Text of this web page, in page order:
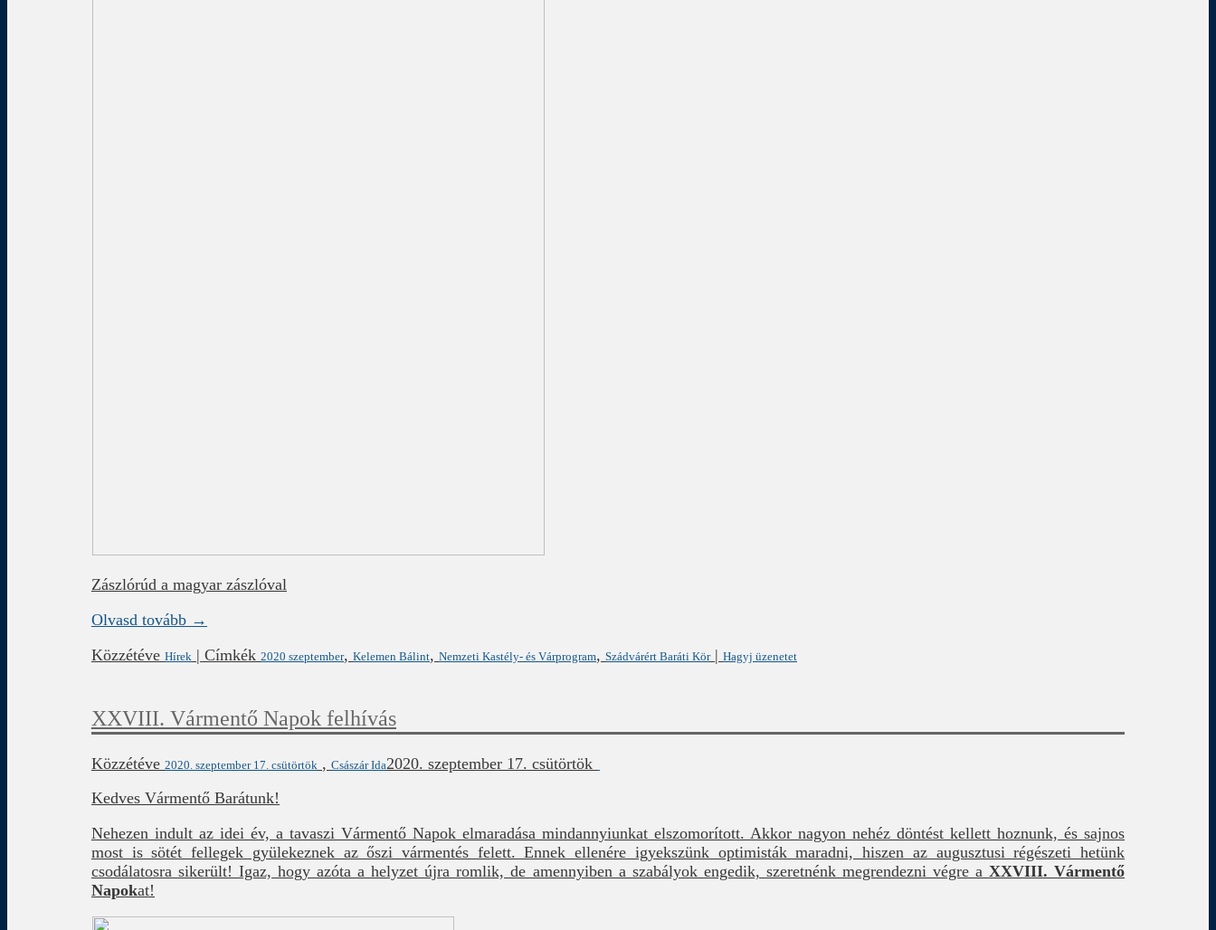
Zászlórúd a magyar zászlóval
Olvasd tovább →
Közzétéve Hírek | Címkék 2020 szeptember, Kelemen Bálint, Nemzeti Kastély- és Várprogram, Szádvárért Baráti Kör| Hagyj üzenetet
XXVIII. Vármentő Napok felhívás
Közzétéve 2020. szeptember 17. csütörtök , Császár Ida2020. szeptember 17. csütörtök
Kedves Vármentő Barátunk!
Nehezen indult az idei év, a tavaszi Vármentő Napok elmaradása mindannyiunkat elszomorított. Akkor nagyon nehéz döntést kellett hoznunk, és sajnos
most is sötét fellegek gyülekeznek az őszi vármentés felett. Ennek ellenére igyekszünk optimisták maradni, hiszen az augusztusi régészeti hetünk
csodálatosra sikerült! Igaz, hogy azóta a helyzet újra romlik, de amennyiben a szabályok engedik, szeretnénk megrendezni végre a XXVIII. Vármentő
Napokat!